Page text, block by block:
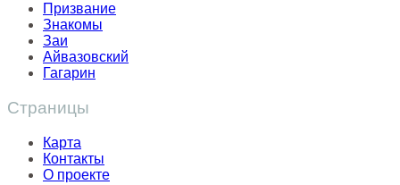
Призвание
Знакомы
Заи
Айвазовский
Гагарин
Страницы
Карта
Контакты
О проекте